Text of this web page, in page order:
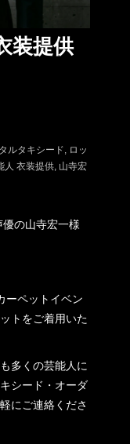
装提供
ルタキシード
ロッ
人 衣装提供 山寺宏
の山寺宏一様
ーペットイベン
トをご着用いた
多くの芸能人に
シード・オーダ
にご連絡くださ